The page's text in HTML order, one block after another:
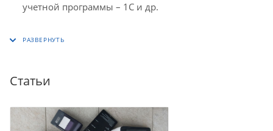
учетной программы – 1С и др.
Статьи